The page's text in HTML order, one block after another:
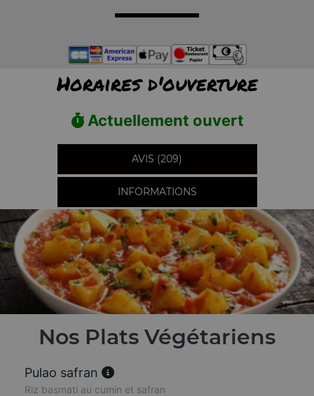
Horaires d'ouverture
Actuellement ouvert
AVIS (209)
INFORMATIONS
Nos Plats Végétariens
Pulao safran
Riz basmati au cumin et safran